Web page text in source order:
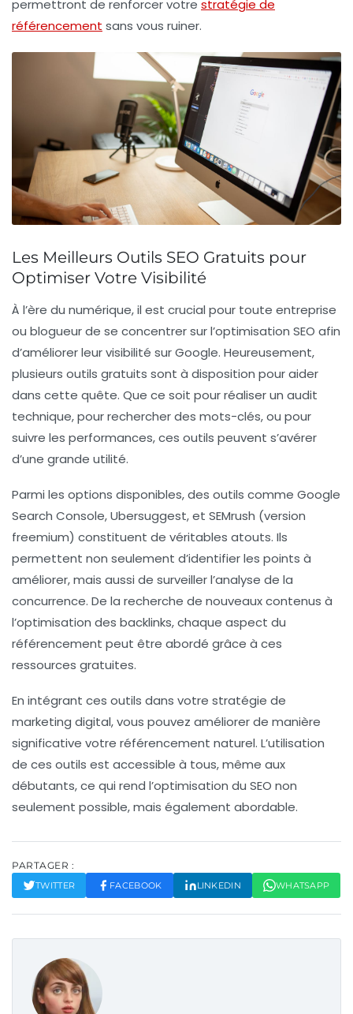
permettront de renforcer votre stratégie de
référencement sans vous ruiner.
Les Meilleurs Outils SEO Gratuits pour
Optimiser Votre Visibilité
À l’ère du numérique, il est crucial pour toute entreprise
ou blogueur de se concentrer sur l’optimisation SEO afin
d’améliorer leurvisibilité sur Google. Heureusement,
plusieurs outils gratuits sont à disposition pour aider
dans cette quête. Que ce soit pour réaliser un audit
technique, pour rechercher des mots-clés, ou pour
suivre les performances, ces outils peuvent s’avérer
d’une grande utilité.
Parmi les options disponibles, des outils comme Google
Search Console,Ubersuggest, et SEMrush (version
freemium) constituent de véritables atouts. Ils
permettent non seulement d’identifier les points à
améliorer, mais aussi de surveiller l’analyse de la
concurrence. De la recherche de nouveaux contenus à
l’optimisation des backlinks, chaque aspect du
référencement peut être abordé grâce à ces
ressources gratuites.
En intégrant ces outils dans votre stratégie de
marketing digital, vous pouvez améliorer de manière
significative votre référencement naturel. L’utilisation
de ces outils est accessible à tous, même aux
débutants, ce qui rend l’optimisation du SEO non
seulement possible, mais également abordable.
PARTAGER :
TWITTER FACEBOOK LINKEDIN WHATSAPP